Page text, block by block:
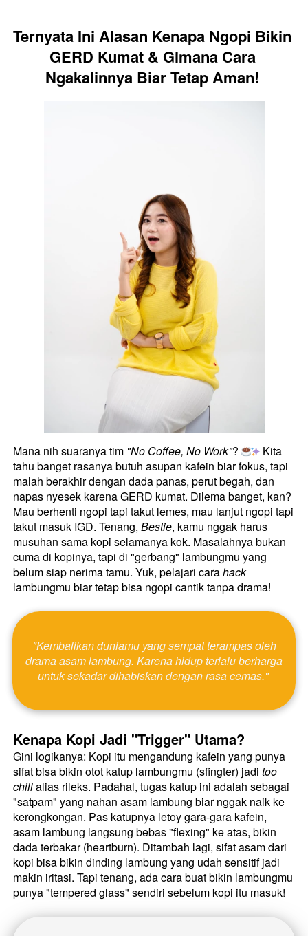
Ternyata Ini Alasan Kenapa Ngopi Bikin
GERD Kumat & Gimana Cara
Ngakalinnya Biar Tetap Aman!
Mana nih suaranya tim "No Coffee, No Work"?
Kita
tahu banget rasanya butuh asupan kafein biar fokus, tapi
malah berakhir dengan dada panas, perut begah, dan
napas nyesek karena GERD kumat. Dilema banget, kan?
Mau berhenti ngopi tapi takut lemes, mau lanjut ngopi tapi
takut masuk IGD. Tenang, Bestie, kamu nggak harus
musuhan sama kopi selamanya kok. Masalahnya bukan
cuma di kopinya, tapi di "gerbang" lambungmu yang
belum siap nerima tamu. Yuk, pelajari cara hack
lambungmu biar tetap bisa ngopi cantik tanpa drama!
drama asam lambung. Karena hidup terlalu berharga
untuk sekadar dihabiskan dengan rasa cemas."
Kenapa Kopi Jadi "Trigger" Utama?
Gini logikanya: Kopi itu mengandung kafein yang punya
sifat bisa bikin otot katup lambungmu (sfingter) jadi too
chill alias rileks. Padahal, tugas katup ini adalah sebagai
"satpam" yang nahan asam lambung biar nggak naik ke
kerongkongan. Pas katupnya letoy gara-gara kafein,
asam lambung langsung bebas "flexing" ke atas, bikin
dada terbakar (heartburn). Ditambah lagi, sifat asam dari
kopi bisa bikin dinding lambung yang udah sensitif jadi
makin iritasi. Tapi tenang, ada cara buat bikin lambungmu
punya "tempered glass" sendiri sebelum kopi itu masuk!